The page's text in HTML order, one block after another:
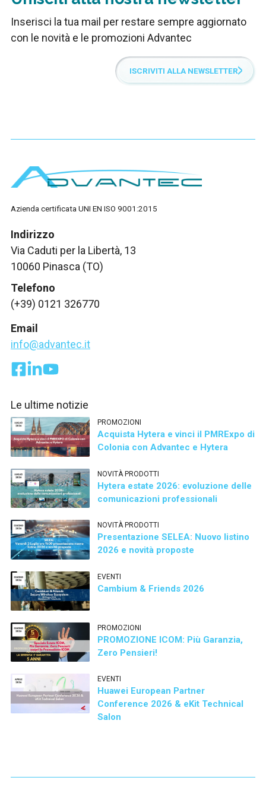
Inserisci la tua mail per restare sempre aggiornato
con le novità e le promozioni Advantec
ISCRIVITI ALLA NEWSLETTER
Azienda certificata UNI EN ISO 9001:2015
Indirizzo
Via Caduti per la Libertà, 13
10060 Pinasca (TO)
Telefono
(+39) 0121 326770
Email
info@advantec.it
Le ultime notizie
PROMOZIONI
Acquista Hytera e vinci il PMRExpo di
Colonia con Advantec e Hytera
NOVITÀ PRODOTTI
Hytera estate 2026: evoluzione delle
comunicazioni professionali
NOVITÀ PRODOTTI
Presentazione SELEA: Nuovo listino
2026 e novità proposte
EVENTI
Cambium & Friends 2026
PROMOZIONI
PROMOZIONE ICOM: Più Garanzia,
Zero Pensieri!
EVENTI
Huawei European Partner
Conference 2026 & eKit Technical
Salon